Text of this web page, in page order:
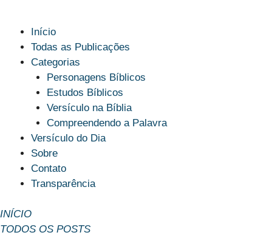
Início
Todas as Publicações
Categorias
Personagens Bíblicos
Estudos Bíblicos
Versículo na Bíblia
Compreendendo a Palavra
Versículo do Dia
Sobre
Contato
Transparência
INÍCIO
TODOS OS POSTS